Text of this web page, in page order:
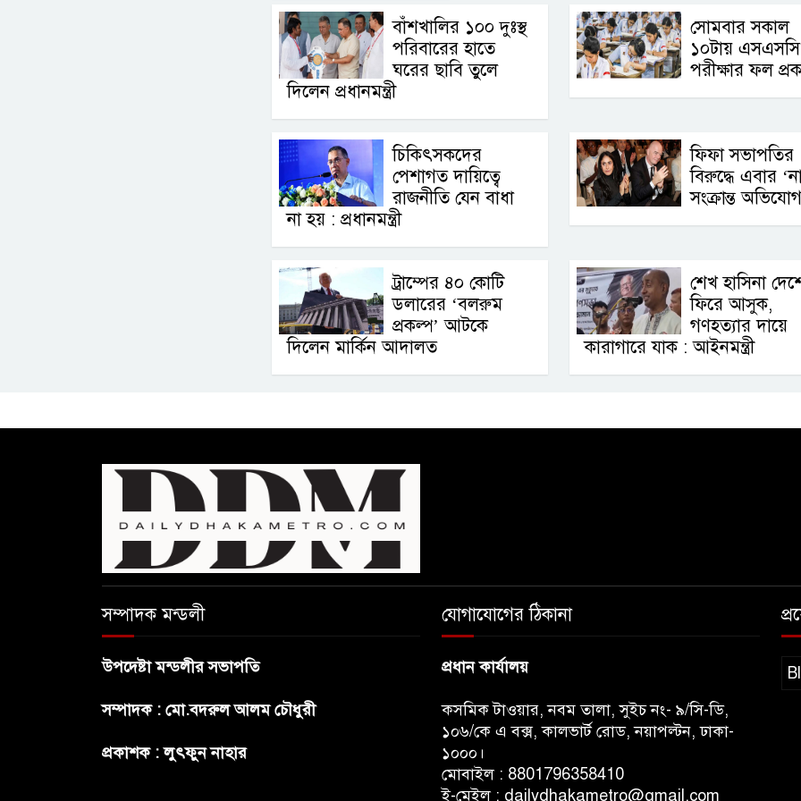
বাঁশখালির ১০০ দুঃস্থ
পরিবারের হাতে
ঘরের ছাবি তুলে
দিলেন প্রধানমন্ত্রী
সোমবার সকাল
১০টায় এসএসসি
পরীক্ষার ফল
চিকিৎসকদের
পেশাগত দায়িত্বে
রাজনীতি যেন বাধা
না হয় : প্রধানমন্ত্রী
ফিফা সভাপতির
বিরুদ্ধে এবার
সংক্রান্ত অভিযোগ
ট্রাম্পের ৪০ কোটি
ডলারের ‘বলরুম
প্রকল্প’ আটকে
দিলেন মার্কিন আদালত
শেখ হাসিনা
ফিরে আসুক,
গণহত্যার দায়ে
কারাগারে যাক : আইনমন্ত্রী
সম্পাদক মন্ডলী
উপদেষ্টা মন্ডলীর সভাপতি
সম্পাদক : মো.বদরুল আলম চৌধুরী
প্রকাশক : লুৎফুন নাহার
যোগাযোগের ঠিকানা
প্রধান কার্যালয়
কসমিক টাওয়ার, নবম তালা, সুইচ নং- ৯/সি-ডি,
১০৬/কে এ বক্স, কালভার্ট রোড, নয়াপল্টন, ঢাকা-
১০০০।
মোবাইল : 8801796358410
ই-মেইল : dailydhakametro@gmail.com